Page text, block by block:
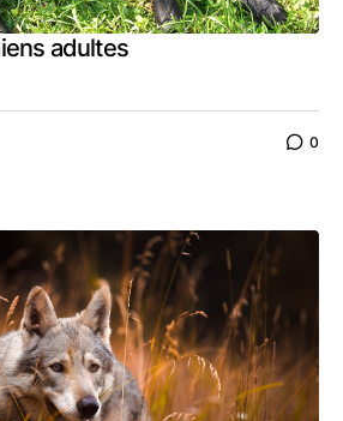
adultes
0